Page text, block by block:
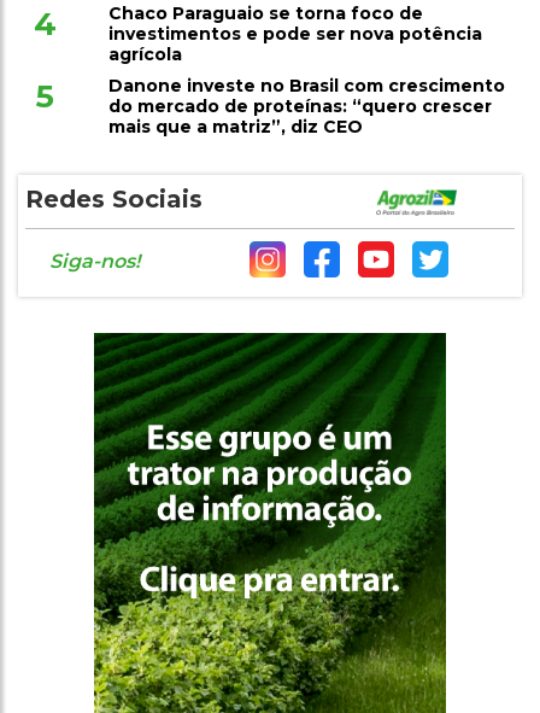
4
Chaco Paraguaio se torna foco de
investimentos e pode ser nova potência
agrícola
5
Danone investe no Brasil com crescimento
do mercado de proteínas: “quero crescer
mais que a matriz”, diz CEO
Redes Sociais
Siga-nos!